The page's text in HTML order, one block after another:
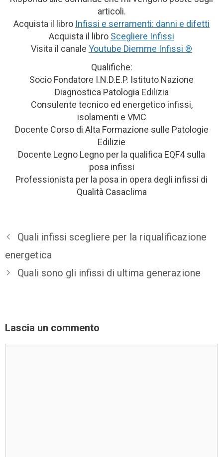
articoli.
Acquista il libro Infissi e serramenti: danni e difetti
Acquista il libro Scegliere Infissi
Visita il canale Youtube Diemme Infissi ®
Qualifiche:
Socio Fondatore I.N.D.E.P. Istituto Nazione
Diagnostica Patologia Edilizia
Consulente tecnico ed energetico infissi,
isolamenti e VMC
Docente Corso di Alta Formazione sulle Patologie
Edilizie
Docente Legno Legno per la qualifica EQF4 sulla
posa infissi
Professionista per la posa in opera degli infissi di
Qualità Casaclima
Quali infissi scegliere per la riqualificazione
energetica
Quali sono gli infissi di ultima generazione
Lascia un commento